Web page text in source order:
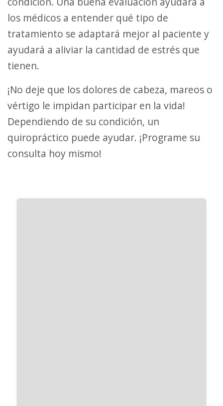
los médicos a entender qué tipo de
tratamiento se adaptará mejor al paciente y
ayudará a aliviar la cantidad de estrés que
tienen.
¡No deje que los dolores de cabeza, mareos o
vértigo le impidan participar en la vida!
Dependiendo de su condición, un
quiropráctico puede ayudar. ¡Programe su
consulta hoy mismo!